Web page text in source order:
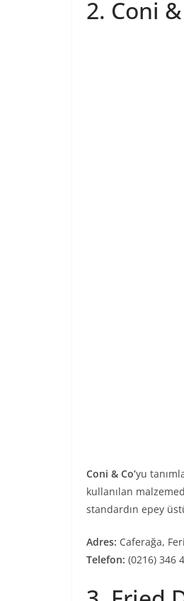
2. Coni
Coni & Co’yu
kullanılan
standardın epey
Adres: Caferağa,
Telefon: (0216) 346